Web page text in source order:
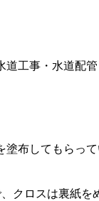
布してもらっ
クロスは裏紙を